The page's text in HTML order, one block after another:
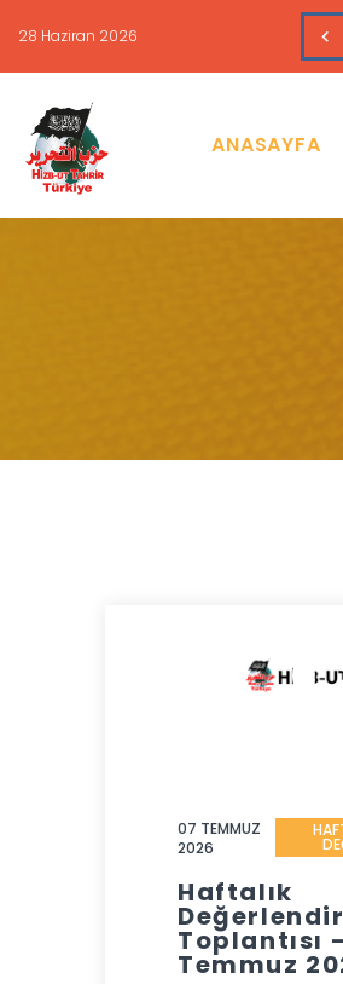
16 Haziran 2026
ANASAYFA
07 TEMMUZ
2026
Haftalık
Toplantısı
Temmuz